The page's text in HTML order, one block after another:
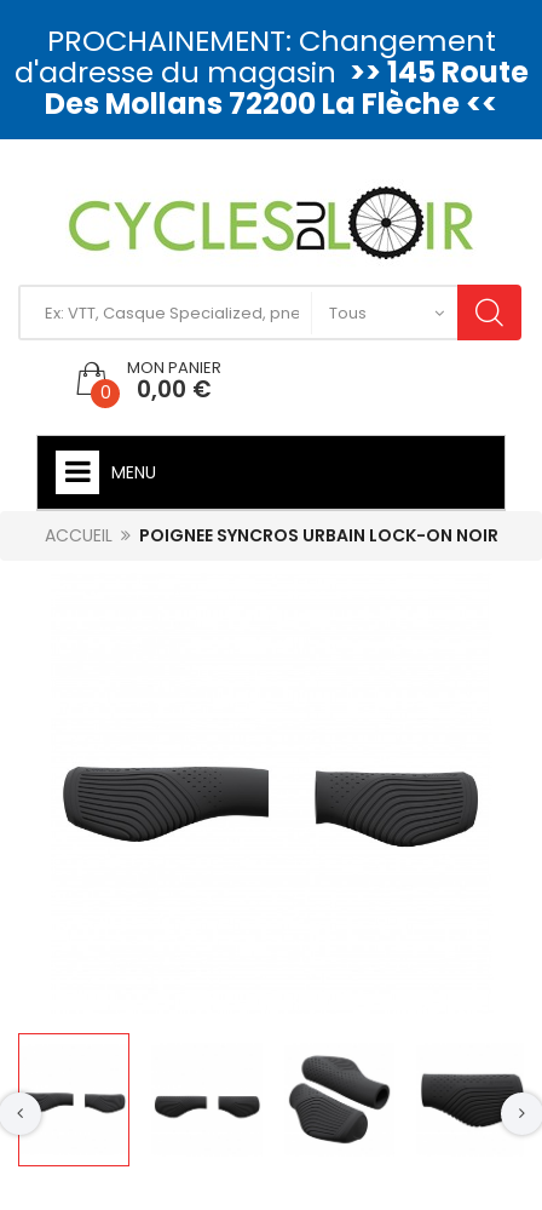
PROCHAINEMENT: Changement
d'adresse du magasin >> 145 Route
Des Mollans 72200 La Flèche <<
0
MON PANIER
0,00 €
MENU
ACCUEIL POIGNEE SYNCROS URBAIN LOCK-ON NOIR